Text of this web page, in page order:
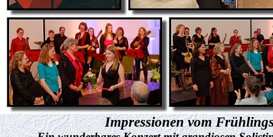
Impressionen vom